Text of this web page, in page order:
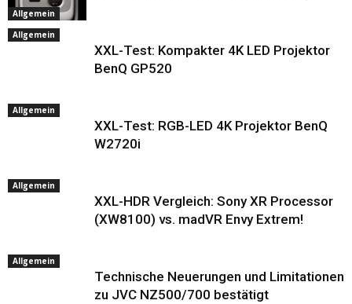
Allgemein
Allgemein
XXL-Test: Kompakter 4K LED Projektor
BenQ GP520
Allgemein
XXL-Test: RGB-LED 4K Projektor BenQ
W2720i
Allgemein
XXL-HDR Vergleich: Sony XR Processor
(XW8100) vs. madVR Envy Extrem!
Allgemein
Technische Neuerungen und Limitationen
zu JVC NZ500/700 bestätigt